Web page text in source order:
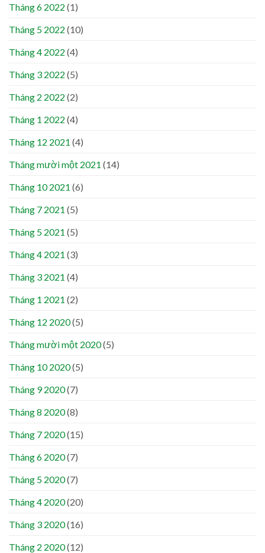
Tháng 6 2022 (1)
Tháng 5 2022 (10)
Tháng 4 2022 (4)
Tháng 3 2022 (5)
Tháng 2 2022 (2)
Tháng 1 2022 (4)
Tháng 12 2021 (4)
Tháng mười một 2021 (14)
Tháng 10 2021 (6)
Tháng 7 2021 (5)
Tháng 5 2021 (5)
Tháng 4 2021 (3)
Tháng 3 2021 (4)
Tháng 1 2021 (2)
Tháng 12 2020(5)
Tháng mười một 2020(5)
Tháng 10 2020(5)
Tháng 9 2020(7)
Tháng 8 2020(8)
Tháng 7 2020(15)
Tháng 6 2020(7)
Tháng 5 2020(7)
Tháng 4 2020(20)
Tháng 3 2020(16)
Tháng 2 2020(12)